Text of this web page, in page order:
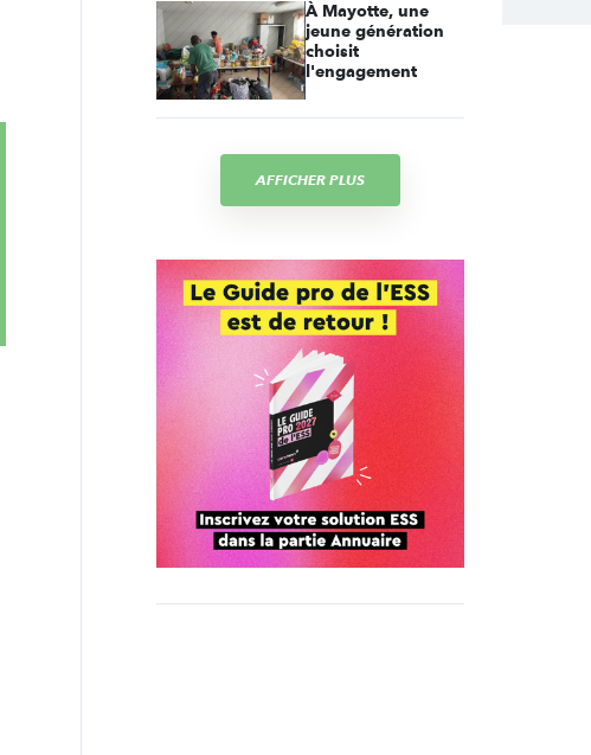
À Mayotte, une
jeune génération
choisit
l'engagement
AFFICHER PLUS